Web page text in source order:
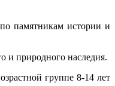
памятникам истории и
и природного наследия.
группе 8-14 лет